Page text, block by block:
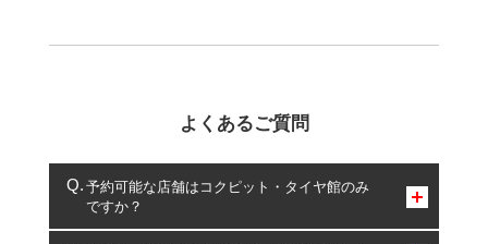
よくあるご質問
予約可能な店舗はコクピット・タイヤ館のみ
ですか？